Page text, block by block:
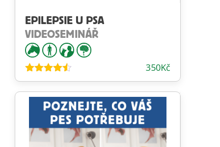
EPILEPSIE U PSA
VIDEOSEMINÁŘ
Hodnocení
350Kč